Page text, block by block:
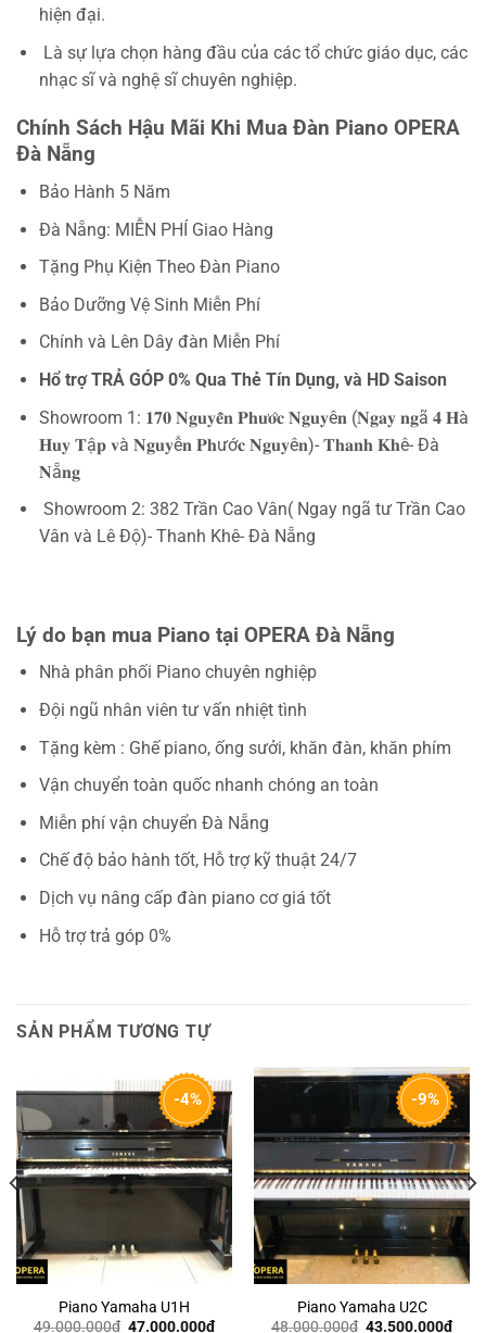
hiện đại.
Là sự lựa chọn hàng đầu của các tổ chức giáo dục, các
nhạc sĩ và nghệ sĩ chuyên nghiệp.
Chính Sách Hậu Mãi Khi Mua Đàn Piano OPERA
Đà Nẵng
Bảo Hành 5 Năm
Đà Nẵng: MIỄN PHÍ Giao Hàng
Tặng Phụ Kiện Theo Đàn Piano
Bảo Dưỡng Vệ Sinh Miễn Phí
Chính và Lên Dây đàn Miễn Phí
Hổ trợ TRẢ GÓP 0% Qua Thẻ Tín Dụng, và HD Saison
Showroom 1: 𝟏𝟕𝟎 𝐍𝐠𝐮𝐲𝐞̂̃𝐧 𝐏𝐡𝐮̛𝐨̛́𝐜 𝐍𝐠𝐮𝐲ê𝐧 (𝐍𝐠𝐚𝐲 𝐧𝐠ã 𝟒 𝐇à
𝐇𝐮𝐲 𝐓ậ𝐩 𝐯à 𝐍𝐠𝐮𝐲ễ𝐧 𝐏𝐡ướ𝐜 𝐍𝐠𝐮𝐲ê𝐧)- 𝐓𝐡𝐚𝐧𝐡 𝐊𝐡ê- Đà
𝐍ẵ𝐧𝐠
Showroom 2: 382 Trần Cao Vân( Ngay ngã tư Trần Cao
Vân và Lê Độ)- Thanh Khê- Đà Nẵng
Lý do bạn mua Piano tại OPERA Đà Nẵng
Nhà phân phối Piano chuyên nghiệp
Đội ngũ nhân viên tư vấn nhiệt tình
Tặng kèm : Ghế piano, ống sưởi, khăn đàn, khăn phím
Vận chuyển toàn quốc nhanh chóng an toàn
Miễn phí vận chuyển Đà Nẵng
Chế độ bảo hành tốt, Hỗ trợ kỹ thuật 24/7
Dịch vụ nâng cấp đàn piano cơ giá tốt
Hỗ trợ trả góp 0%
SẢN PHẨM TƯƠNG TỰ
-4%
Piano Yamaha U1H
49.000.000₫ Giá
47.000.000₫Giá
-9%
Piano Yamaha U2C
48.000.000₫ Giá
43.500.000₫Giá